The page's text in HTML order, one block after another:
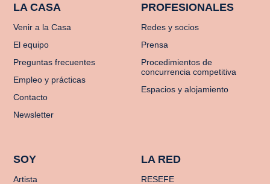
LA CASA
Venir a la Casa
El equipo
Preguntas frecuentes
Empleo y prácticas
Contacto
Newsletter
PROFESIONALES
Redes y socios
Prensa
Procedimientos de
concurrencia competitiva
Espacios y alojamiento
SOY
Artista
LA RED
RESEFE